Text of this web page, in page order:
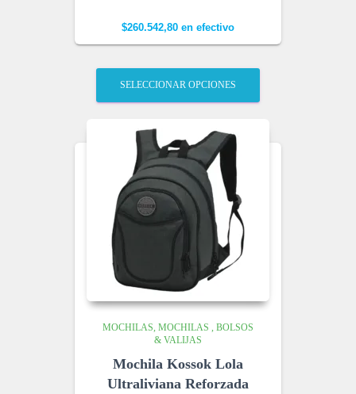
$260.542,80 en efectivo
SELECCIONAR OPCIONES
MOCHILAS MOCHILAS , BOLSOS
& VALIJAS
Mochila Kossok Lola
Ultraliviana Reforzada